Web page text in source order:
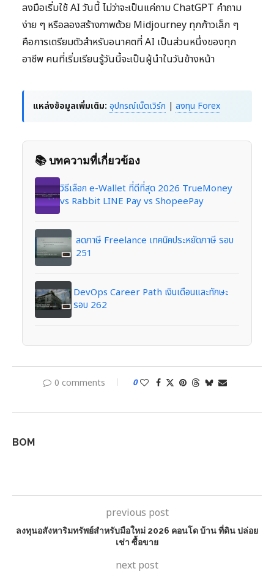
ลงมือเริ่มใช้ AI วันนี้ ไม่ว่าจะเป็นแค่ถาม ChatGPT คำถาม
ง่าย ๆ หรือลองสร้างภาพด้วย Midjourney ทุกก้าวเล็ก ๆ
คือการเตรียมตัวสำหรับอนาคตที่ AI เป็นส่วนหนึ่งของทุก
อาชีพ คนที่เริ่มเรียนรู้วันนี้จะเป็นผู้นำในวันข้างหน้า
แหล่งข้อมูลเพิ่มเติม: อุปกรณ์เน็ตเวิร์ก | ลงทุน Forex
📚 บทความที่เกี่ยวข้อง
วิธีเลือก e-Wallet ที่ดีที่สุด 2026 TrueMoney
vs Rabbit LINE Pay vs ShopeePay
ลดภาษี Freelance เทคนิคประหยัดภาษี รอบ
251
DevOps Career Path เงินเดือนและทักษะ
รอบ 262
0 comments 0
BOM
previous post
ลงทุนอสังหาริมทรัพย์สำหรับมือใหม่ 2026 คอนโด บ้าน ที่ดิน ปล่อย
เช่า ซื้อขาย
next post